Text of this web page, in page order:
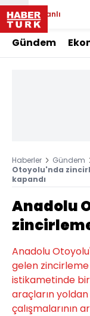
Canlı
Gündem
Haberler Gündem
Otoyolu'nda
kapandı
Anadolu
Anadolu
gelen
istikametinde bir
araçların yoldan
çalışmalarının